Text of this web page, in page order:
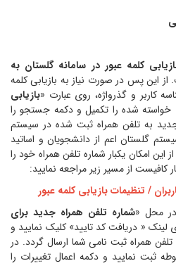
کلمه عبور در سامانه گلستان به
این پس در صورت نیاز به بازیابی کلمه
کاربر و گذرواژه، روی عبارت «بازیابی
خواسته شده را تکمیل و دکمه جستجو را
به تلفن همراه ثبت شده در سیستم
گلستان اعم از دانشجویان و اساتید
امکان یکبار شماره تلفن همراه خود را
کافیست از مسیر زیر مراجعه نمایید:
/ تنظیمات بازیابی کلمه عبور
در محل «شماره تلفن همراه جدید برای
« دریافت کد تایید» کلیک نمایید و
تلفن همراه ثبت نامی شما ارسال گردد. در
ثبت نمایید و دکمه اعمال تغییرات را